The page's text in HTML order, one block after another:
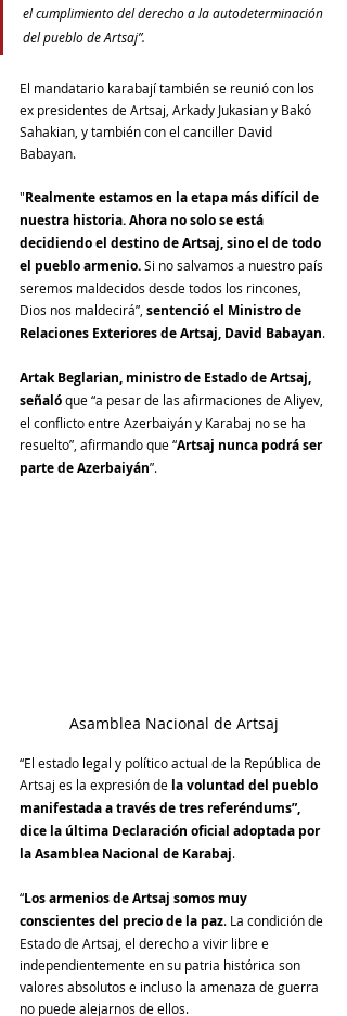
el cumplimiento del derecho a la autodeterminación
del pueblo de Artsaj”.
El mandatario karabají también se reunió con los
ex presidentes de Artsaj, Arkady Jukasian y Bakó
Sahakian, y también con el canciller David
Babayan.
"Realmente estamos en la etapa más difícil de
nuestra historia. Ahora no solo se está
decidiendo el destino de Artsaj, sino el de todo
el pueblo armenio. Si no salvamos a nuestro país
seremos maldecidos desde todos los rincones,
Dios nos maldecirá”, sentenció el Ministro de
Relaciones Exteriores de Artsaj, David Babayan.
Artak Beglarian, ministro de Estado de Artsaj,
señaló que “a pesar de las afirmaciones de Aliyev,
el conflicto entre Azerbaiyán y Karabaj no se ha
resuelto”, afirmando que “Artsaj nunca podrá ser
parte de Azerbaiyán”.
Asamblea Nacional de Artsaj
“El estado legal y político actual de la República de
Artsaj es la expresión de la voluntad del pueblo
manifestada a través de tres referéndums”,
dice la última Declaración oficial adoptada por
la Asamblea Nacional de Karabaj.
“Los armenios de Artsaj somos muy
conscientes del precio de la paz. La condición de
Estado de Artsaj, el derecho a vivir libre e
independientemente en su patria histórica son
valores absolutos e incluso la amenaza de guerra
no puede alejarnos de ellos.